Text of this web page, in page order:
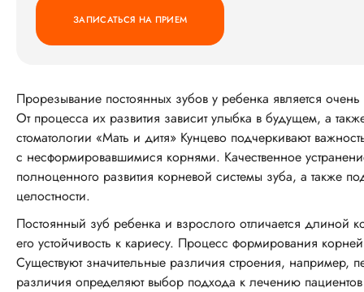
ЗАПИСАТЬСЯ НА ПРИЕМ
Прорезывание постоянных зубов у ребенка является
От процесса их развития зависит улыбка в будущем, а
стоматологии «Мать и дитя» Кунцево подчеркивают
с несформировавшимися корнями. Качественное
полноценного развития корневой системы зуба, а также
целостности.
Постоянный зуб ребенка и взрослого отличается длиной
его устойчивость к кариесу. Процесс формирования
Существуют значительные различия строения, например,
различия определяют выбор подхода к лечению пациентов